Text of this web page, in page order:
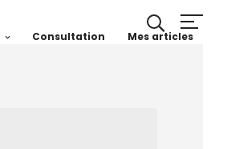
Consultation Mes articles